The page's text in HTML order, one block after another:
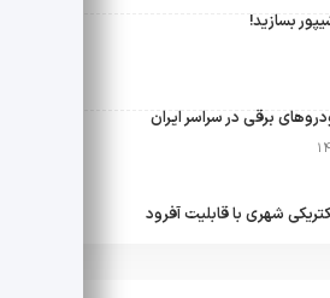
بسازید!
برقی در سراسر ایران
شهری با قابلیت آفرود